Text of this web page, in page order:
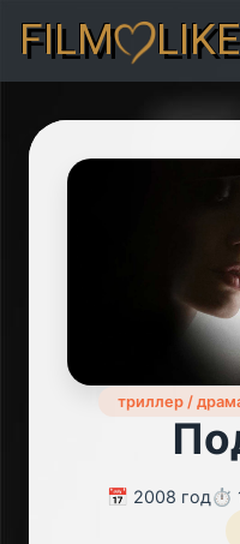
FILM LIKE
триллер /
📅 2008 год⏱️